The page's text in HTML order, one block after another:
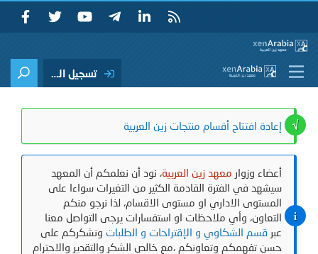
تسجيل الدخول
افتتاح أقسام منتجات زين العربية
معهد زين العربية، نود أن نعلمكم أن المعهد
في الفترة القادمة الكثير من التغيرات سواءا على
الاداري او مستوى الاقسام، لذا نرجو منكم
وأي ملاحظات او استفسارات يرجى التواصل معنا
قسم الشكاوي و الإقتراحات و الطلباتونشكركم على
تفهمكم وتعاونكم ،مع خالص الشكر والتقدير والاحترام